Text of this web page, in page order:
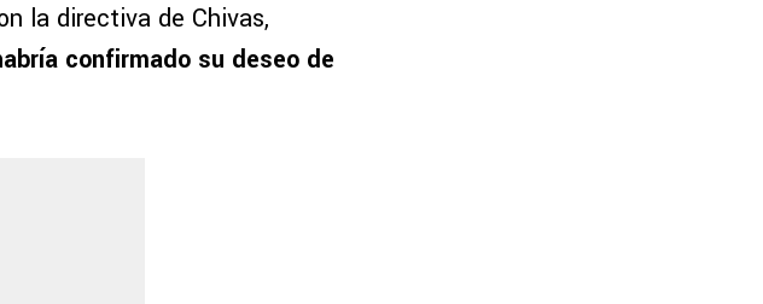
la directiva de Chivas,
confirmado su deseo de